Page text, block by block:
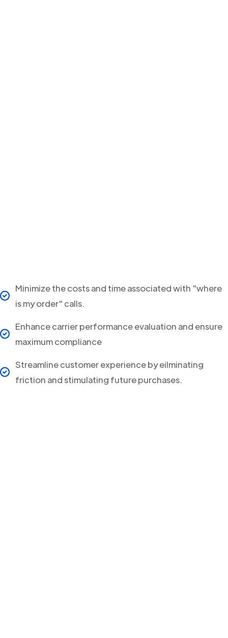
Minimize the costs and time associated with "where
is my order" calls.
Enhance carrier performance evaluation and ensure
maximum compliance
Streamline customer experience by eilminating
friction and stimulating future purchases.